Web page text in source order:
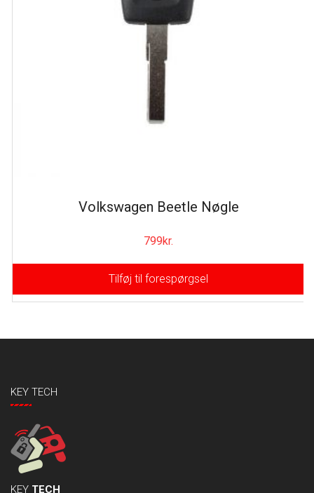
Volkswagen Beetle Nøgle
799kr.
Tilføj til forespørgsel
KEY TECH
KEY TECH